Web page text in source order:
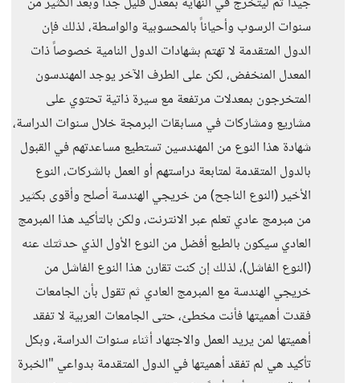
سنوات الرسوب وأحياناً بالمحسوبية والواسطة، لذلك فإن
الدول المتقدمة لا تهتم بشهادات الدول النامية خصوصاً ذات
المعدل المنخفض، لكن على الطرف الآخر يوجد المهندسون
المتخرجون بمعدلات مرتفعة مع سيرة ذاتية تحتوي على
مشاريع ومشاركات في مسابقات البرمجة خلال سنوات الدراسة،
شهادة هذا النوع من المهندسين تستطيع مساعدتهم في القبول
بالدول المتقدمة لمتابعة دراستهم أو العمل بالشركات، النوع
الأخير (النوع الناجح) من خريجي الهندسة أصلح وأقوى بكثير
من مبرمج عادي تعلم عبر الانترنت، ولكن بالتأكيد هذا المبرمج
العادي سيكون بالطبع أفضل من النوع الأول الذي حدثتك عنه
(النوع الفاشل)، لذلك إن كنت تقارن هذا النوع الفاشل من
خريجي الهندسة مع المبرمج العادي ثم تقول بأن الجامعات
فقدت أهميتها فأنت مخطئ، حتى الجامعات العربية لا تفقد
أهميتها لمن يريد العمل والاجتهاد أثناء سنوات الدراسة، وبكل
تأكيد هي لم تفقد أهميتها في الدول المتقدمة بدواعي "الخبرة